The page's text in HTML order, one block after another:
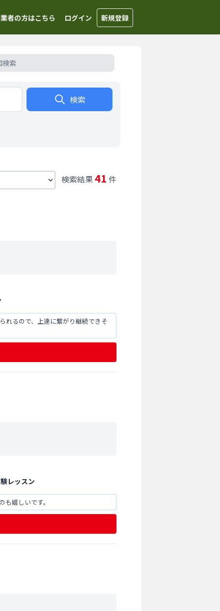
者の方はこちら ログイン 新規登録
検索
検索
検索結果41 件
れるので、上達に繋がり継続できそ
レッスン
嬉しいです。